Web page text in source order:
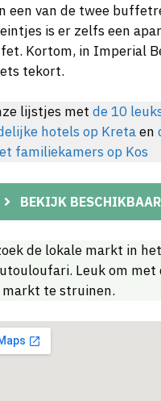
een van de twee
is er zelfs een
Kortom, in Imperial
tekort.
lijstjes met de 10
hotels op Kretaen
familiekamers op Kos
BEKIJK
de lokale markt in
Leuk om met
markt te struinen.